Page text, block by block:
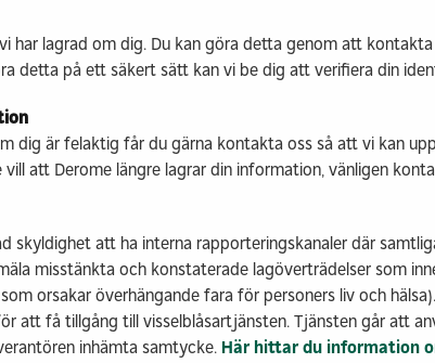
lagrad om dig. Du kan göra detta genom att kontakta
detta på ett säkert sätt kan vi be dig att verifiera din
dig är felaktig får du gärna kontakta oss så att vi kan
att Derome längre lagrar din information, vänligen
skyldighet att ha interna rapporteringskanaler där
misstänkta och konstaterade lagöverträdelser som
orsakar överhängande fara för personers liv och hälsa).
att få tillgång till visselblåsartjänsten. Tjänsten går att
inhämta samtycke. Här hittar du information